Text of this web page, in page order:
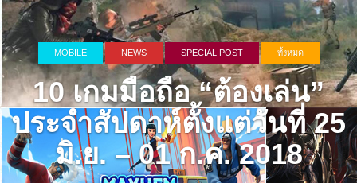
MOBILE NEWS SPECIAL POST ทั้งหมด
10 เกมมือถือ “ต้องเล่น”
ประจำสัปดาห์ตั้งแต่วันที่ 25
มิ.ย. – 01 ก.ค. 2018